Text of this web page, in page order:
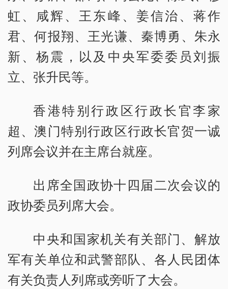
虹、咸辉、王东峰、姜信治、蒋作
君、何报翔、王光谦、秦博勇、朱永
新、杨震，以及中央军委委员刘振
立、张升民等。
香港特别行政区行政长官李家
超、澳门特别行政区行政长官贺一诚
列席会议并在主席台就座。
出席全国政协十四届二次会议的
政协委员列席大会。
中央和国家机关有关部门、解放
军有关单位和武警部队、各人民团体
有关负责人列席或旁听了大会。